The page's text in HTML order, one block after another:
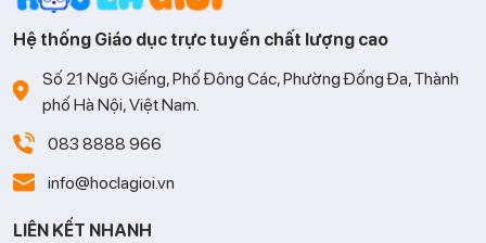
Hệ thống Giáo dục trực tuyến chất lượng cao
Số 21 Ngõ Giếng, Phố Đông Các, Phường Đống Đa, Thành
phố Hà Nội, Việt Nam.
083 8888 966
info@hoclagioi.vn
LIÊN KẾT NHANH